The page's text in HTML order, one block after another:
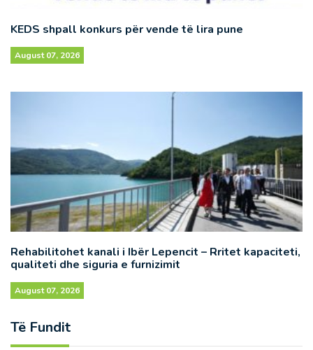
KEDS shpall konkurs për vende të lira pune
August 07, 2026
Rehabilitohet kanali i Ibër Lepencit – Rritet kapaciteti,
qualiteti dhe siguria e furnizimit
August 07, 2026
Të Fundit